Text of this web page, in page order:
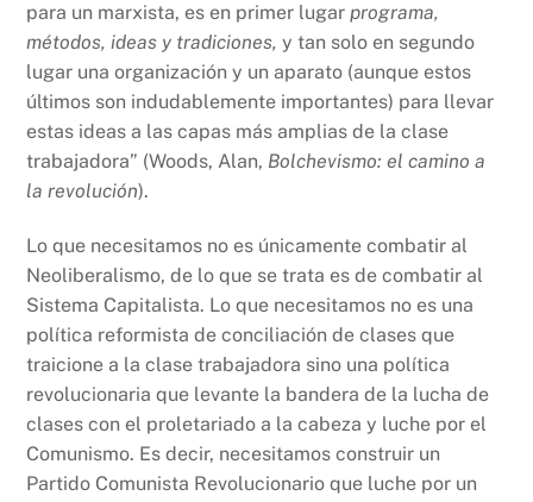
para un marxista, es en primer lugarprograma,
métodos, ideas y tradiciones, y tan solo en segundo
lugar una organización y un aparato (aunque estos
últimos son indudablemente importantes) para llevar
estas ideas a las capas más amplias de la clase
trabajadora” (Woods, Alan, Bolchevismo: el camino a
la revolución).
Lo que necesitamos no es únicamente combatir al
Neoliberalismo, de lo que se trata es de combatir al
Sistema Capitalista. Lo que necesitamos no es una
política reformista de conciliación de clases que
traicione a la clase trabajadora sino una política
revolucionaria que levante la bandera de la lucha de
clases con el proletariado a la cabeza y luche por el
Comunismo. Es decir, necesitamos construir un
Partido Comunista Revolucionario que luche por un